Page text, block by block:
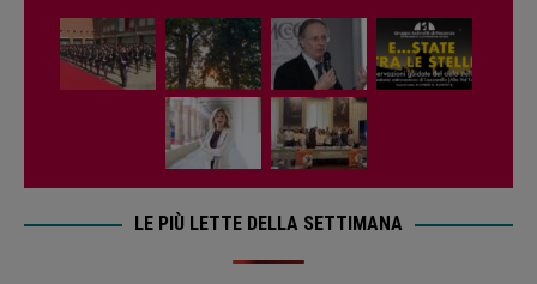
LE PIÙ LETTE DELLA SETTIMANA